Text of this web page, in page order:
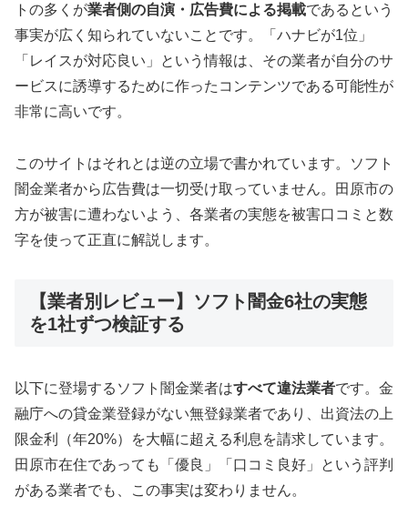
トの多くが業者側の自演・広告費による掲載であるという
事実が広く知られていないことです。「ハナビが1位」
「レイスが対応良い」という情報は、その業者が自分のサ
ービスに誘導するために作ったコンテンツである可能性が
非常に高いです。
このサイトはそれとは逆の立場で書かれています。ソフト
闇金業者から広告費は一切受け取っていません。田原市の
方が被害に遭わないよう、各業者の実態を被害口コミと数
字を使って正直に解説します。
【業者別レビュー】ソフト闇金6社の実態
を1社ずつ検証する
以下に登場するソフト闇金業者はすべて違法業者です。金
融庁への貸金業登録がない無登録業者であり、出資法の上
限金利（年20%）を大幅に超える利息を請求しています。
田原市在住であっても「優良」「口コミ良好」という評判
がある業者でも、この事実は変わりません。